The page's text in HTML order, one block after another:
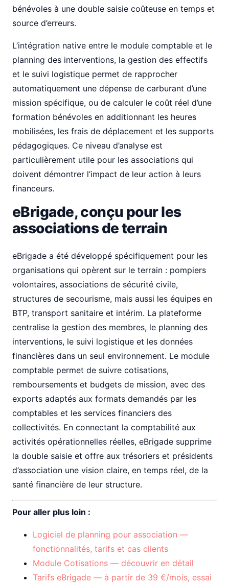
bénévoles à une double saisie coûteuse en temps et
source d’erreurs.
L’intégration native entre le module comptable et le
planning des interventions, la gestion des effectifs
et le suivi logistique permet de rapprocher
automatiquement une dépense de carburant d’une
mission spécifique, ou de calculer le coût réel d’une
formation bénévoles en additionnant les heures
mobilisées, les frais de déplacement et les supports
pédagogiques. Ce niveau d’analyse est
particulièrement utile pour les associations qui
doivent démontrer l’impact de leur action à leurs
financeurs.
eBrigade, conçu pour les
associations de terrain
eBrigade a été développé spécifiquement pour les
organisations qui opèrent sur le terrain : pompiers
volontaires, associations de sécurité civile,
structures de secourisme, mais aussi les équipes en
BTP, transport sanitaire et intérim. La plateforme
centralise la gestion des membres, le planning des
interventions, le suivi logistique et les données
financières dans un seul environnement. Le module
comptable permet de suivre cotisations,
remboursements et budgets de mission, avec des
exports adaptés aux formats demandés par les
comptables et les services financiers des
collectivités. En connectant la comptabilité aux
activités opérationnelles réelles, eBrigade supprime
la double saisie et offre aux trésoriers et présidents
d’association une vision claire, en temps réel, de la
santé financière de leur structure.
Pour aller plus loin :
Logiciel de planning pour association —
fonctionnalités, tarifs et cas clients
Module Cotisations — découvrir en détail
Tarifs eBrigade — à partir de 39 €/mois, essai